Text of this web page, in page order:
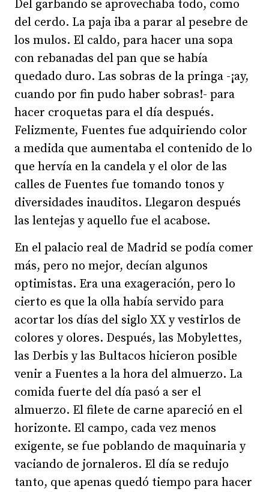
Del garbando se aprovechaba todo, como
del cerdo. La paja iba a parar al pesebre de
los mulos. El caldo, para hacer una sopa
con rebanadas del pan que se había
quedado duro. Las sobras de la pringa -¡ay,
cuando por fin pudo haber sobras!- para
hacer croquetas para el día después.
Felizmente, Fuentes fue adquiriendo color
a medida que aumentaba el contenido de lo
que hervía en la candela y el olor de las
calles de Fuentes fue tomando tonos y
diversidades inauditos. Llegaron después
las lentejas y aquello fue el acabose.
En el palacio real de Madrid se podía comer
más, pero no mejor, decían algunos
optimistas. Era una exageración, pero lo
cierto es que la olla había servido para
acortar los días del siglo XX y vestirlos de
colores y olores. Después, las Mobylettes,
las Derbis y las Bultacos hicieron posible
venir a Fuentes a la hora del almuerzo. La
comida fuerte del día pasó a ser el
almuerzo. El filete de carne apareció en el
horizonte. El campo, cada vez menos
exigente, se fue poblando de maquinaria y
vaciando de jornaleros. El día se redujo
tanto, que apenas quedó tiempo para hacer